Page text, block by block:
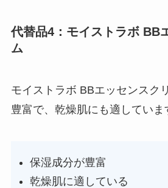
代替品4：モイストラボ BB
ム
モイストラボ BBエッセンスク
豊富で、乾燥肌にも適していま
保湿成分が豊富
乾燥肌に適している